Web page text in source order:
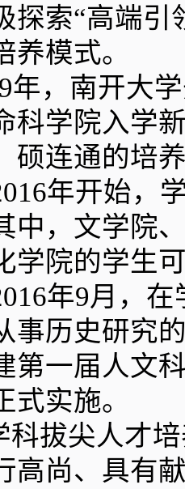
探索“高端引
养模式。
年，南开大
科学院入学
硕连通的培
年开始，
中，文学院
学院的学生
年9月，在
事历史研究
第一届人文
式实施。
科拔尖人才
高尚、具有